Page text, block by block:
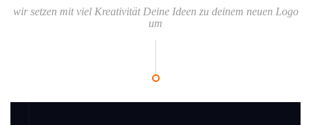
wir setzen mit viel Kreativität Deine Ideen zu deinem neuen Logo
um